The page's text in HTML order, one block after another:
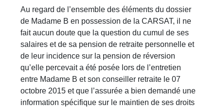
Au regard de l’ensemble des éléments du dossier
de Madame B en possession de la CARSAT, il ne
fait aucun doute que la question du cumul de ses
salaires et de sa pension de retraite personnelle et
de leur incidence sur la pension de réversion
qu’elle percevait a été posée lors de l’entretien
entre Madame B et son conseiller retraite le 07
octobre 2015 et que l’assurée a bien demandé une
information spécifique sur le maintien de ses droits